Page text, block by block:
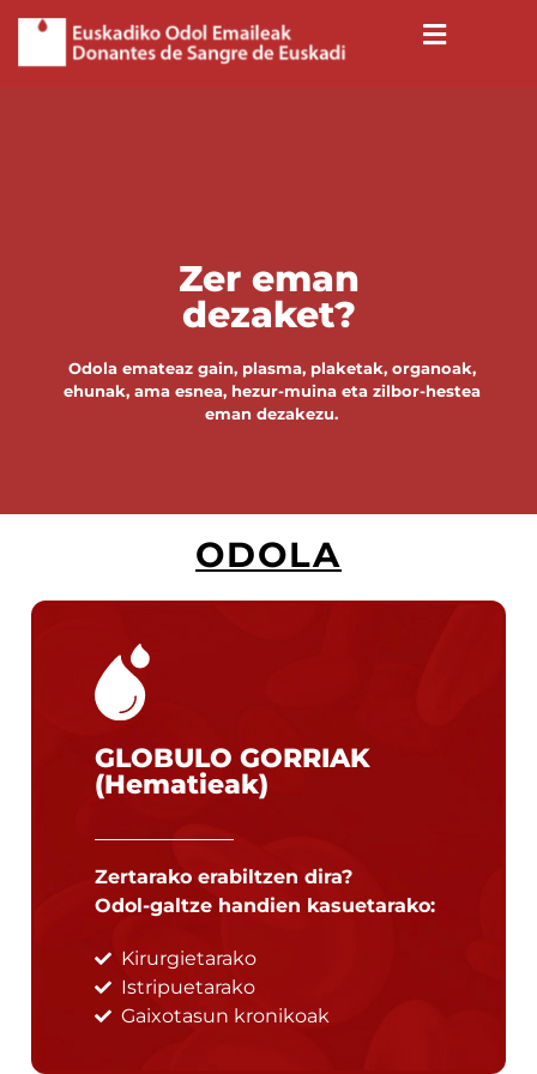
Zer eman
dezaket?
Odola emateaz gain, plasma, plaketak, organoak,
ehunak, ama esnea, hezur-muina eta zilbor-hestea
eman dezakezu.
ODOLA
GLOBULO GORRIAK
(Hematieak)
Zertarako erabiltzen dira?
Odol-galtze handien kasuetarako:
Kirurgietarako
Istripuetarako
Gaixotasun kronikoak